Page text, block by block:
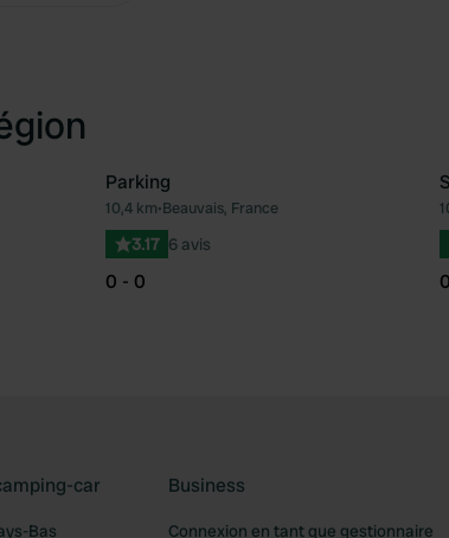
Préféré
Parking
10,4 km•Beauvais, France
3.17 6 avis
0 - 0
car
Bas
Business
Connexion en tant que gestionnaire